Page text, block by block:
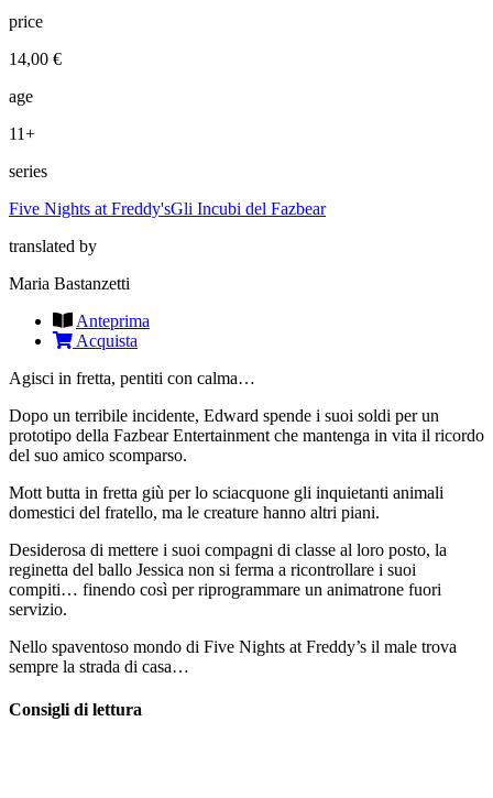
price
14,00 €
age
11+
series
Five Nights at Freddy'sGli Incubi del Fazbear
translated by
Maria Bastanzetti
Anteprima
Acquista
Agisci in fretta, pentiti con calma…
Dopo un terribile incidente, Edward spende i suoi soldi per un
prototipo della Fazbear Entertainment che mantenga in vita il ricordo
del suo amico scomparso.
Mott butta in fretta giù per lo sciacquone gli inquietanti animali
domestici del fratello, ma le creature hanno altri piani.
Desiderosa di mettere i suoi compagni di classe al loro posto, la
reginetta del ballo Jessica non si ferma a ricontrollare i suoi
compiti… finendo così per riprogrammare un animatrone fuori
servizio.
Nello spaventoso mondo di Five Nights at Freddy’s il male trova
sempre la strada di casa…
Consigli di lettura